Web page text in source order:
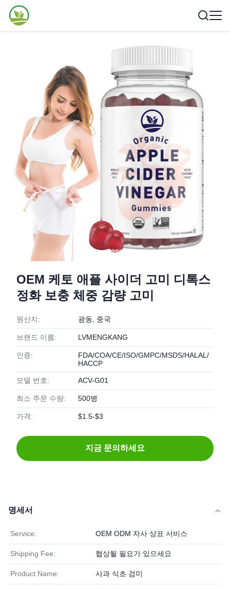
OEM 케토 애플 사이더 고미 디톡스
정화 보충 체중 감량 고미
원산지: 광동, 중국
브랜드 이름: LVMENGKANG
인증:
FDA/COA/CE/ISO/GMPC/MSDS/HALAL/
HACCP
모델 번호: ACV-G01
최소 주문 수량: 500병
가격: $1.5-$3
지금 문의하세요
명세서
Service: OEM ODM 자사 상표 서비스
Shipping Fee: 협상될 필요가 있으세요
Product Name: 사과 식초 검미